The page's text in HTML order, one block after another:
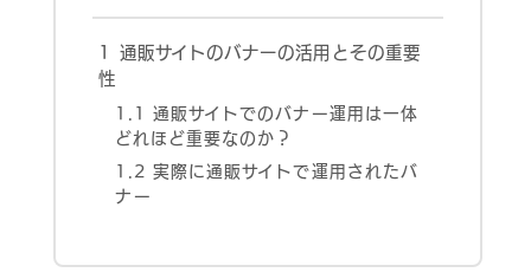
1
通販サイトのバナーの活用とその重要
性
1.1
通販サイトでのバナー運用は一体
どれほど重要なのか？
1.2 実際に通販サイトで運用されたバ
ナー